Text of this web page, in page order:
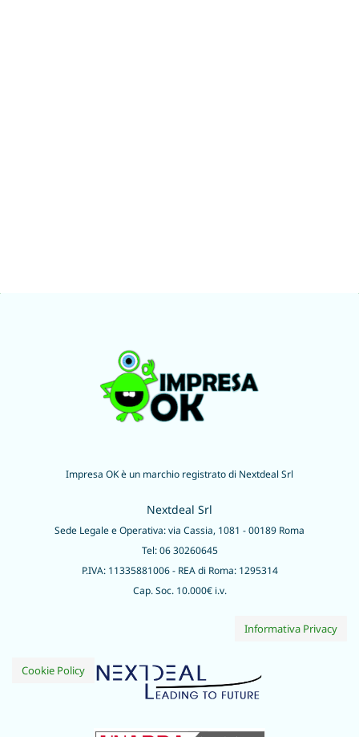
Impresa OK è un marchio registrato di Nextdeal Srl
Nextdeal Srl
Sede Legale e Operativa: via Cassia, 1081 - 00189 Roma
Tel: 06 30260645
P.IVA: 11335881006 - REA di Roma: 1295314
Cap. Soc. 10.000€ i.v.
Informativa Privacy
Cookie Policy